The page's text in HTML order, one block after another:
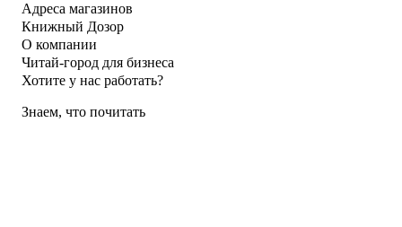
Адреса магазинов
Книжный Дозор
О компании
Читай-город для бизнеса
Хотите у нас работать?
Знаем, что почитать